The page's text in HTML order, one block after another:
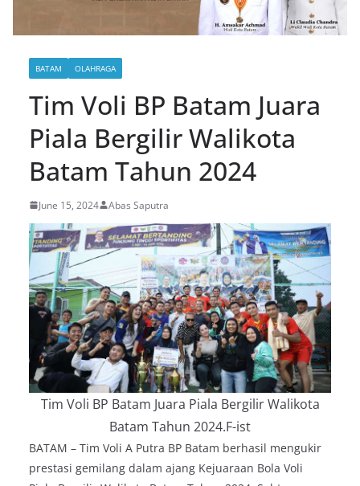
BATAM OLAHRAGA
Tim Voli BP Batam Juara
Piala Bergilir Walikota
Batam Tahun 2024
June 15, 2024 Abas Saputra
Tim Voli BP Batam Juara Piala Bergilir Walikota
Batam Tahun 2024.F-ist
BATAM – Tim Voli A Putra BP Batam berhasil mengukir
prestasi gemilang dalam ajang Kejuaraan Bola Voli